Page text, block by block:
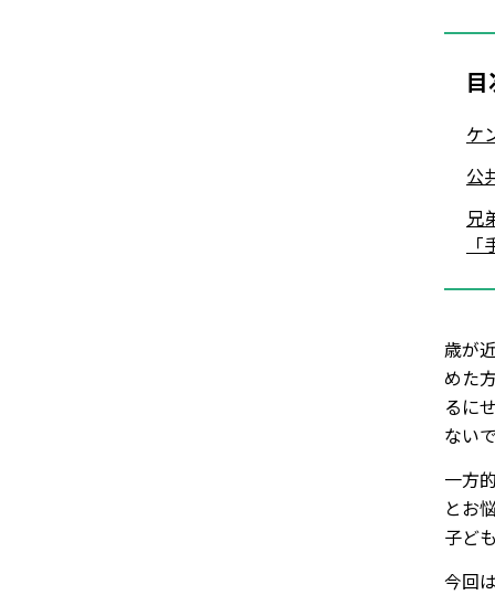
ケ
公
兄
歳が
めた
るに
ない
一方
とお
子ど
今回